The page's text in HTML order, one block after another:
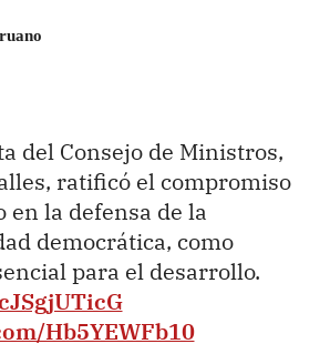
del Consejo de Ministros,
ratificó el compromiso
en la defensa de la
democrática, como
para el desarrollo.
Hb5YEWFb10